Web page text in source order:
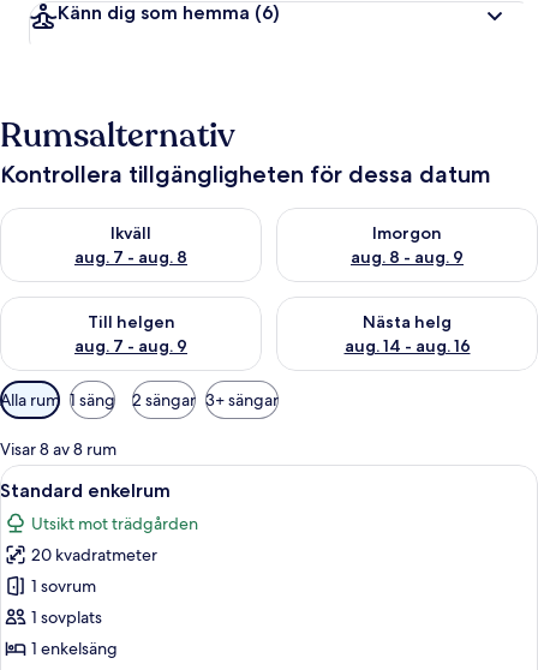
Känn dig som hemma (6)
Rumsalternativ
Kontrollera tillgängligheten för dessa datum
Ikväll
aug. 7 - aug. 8
Kontrollera tillgängligheten för ikväll aug. 7 - aug. 8
Imorgon
aug. 8 - aug. 9
Kontrollera tillgängligheten
Till helgen
aug. 7 - aug. 9
Kontrollera tillgängligheten för den här helgen aug. 7 - aug. 9
Nästa helg
aug. 14 - aug. 16
Kontrollera tillgängligheten
Tillgängliga
filter
för
rum
Alla rum 1 säng 2 sängar 3+ sängar
Visar 8 av 8 rum
Öppna
alla
foton
för
Standard
enkelrum
Ett hotellrum med en säng, ett
6
Standard enkelrum
Utsikt mot trädgården
20 kvadratmeter
1 sovrum
1 sovplats
1 enkelsäng